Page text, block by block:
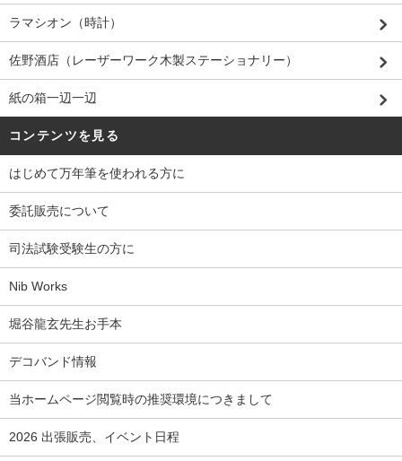
ラマシオン（時計）
佐野酒店（レーザーワーク木製ステーショナリー）
紙の箱一辺一辺
コンテンツを見る
はじめて万年筆を使われる方に
委託販売について
司法試験受験生の方に
Nib Works
堀谷龍玄先生お手本
デコバンド情報
当ホームページ閲覧時の推奨環境につきまして
2026 出張販売、イベント日程